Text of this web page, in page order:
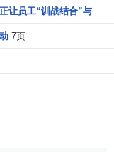
是其他发展形式的
）和具体定位
百货、美容等等有
业的细分市场特
标市场定位，连锁
其店址的设立，只
结合”与连锁企业培训中心
7页